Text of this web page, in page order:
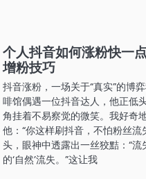
个人抖音如何涨粉快一
增粉技巧
抖音涨粉，一场关于“真实”的博
啡馆偶遇一位抖音达人，他正低
角挂着不易察觉的微笑。我好奇
他：“你这样刷抖音，不怕粉丝流
头，眼神中透露出一丝狡黠：“
的‘自然’流失。”这让我